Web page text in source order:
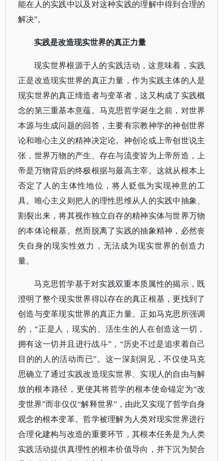
能在人的实践中以及对这种实践的理解中得到合理的
解决”。
实践是改造现实世界的真正力量
现实世界根源于人的实践活动，这意味着，实践
正是改造现实世界的真正力量，作为实践主体的人是
现实世界的真正缔造者与变革者，这又构成了实践概
念的第三重基本意蕴。马克思哲学诞生之前，对世界
本源与生成问题的回答，主要有宗教神学的神创世界
论和唯心主义的精神决定论。神创论或上帝创世说主
张，世界万物的产生、存在与流变皆为上帝所造，上
帝是万物背后的终极根据与最高主宰。这就从根本上
否定了人的主体性地位，将人贬低为实现神意的工
具。唯心主义则把人的理性思维从人的实践中抽象、
割裂出来，将其视作独立自存的精神实体与世界万物
的本体论根基。然而脱离了实践的抽象精神，必然丧
失自身的现实性效力，无法成为现实世界的创造力
量。
马克思哲学基于对实践双重本质属性的揭示，既
澄明了整个现实世界得以存在的真正根基，更找到了
创造与变革现实世界的真正力量。正如马克思所强调
的，“正是人，现实的、活生生的人在创造这一切，
拥有这一切并且进行战斗”，“历史不过是追求着自己
目的的人的活动而已”。这一深刻洞见，不仅使马克
思确立了通过实践改造现实世界、实现人的自由与解
放的根本路径，更使其将哲学的根本使命锚定为“改
变世界”而非仅仅“解释世界”，由此又实现了哲学自身
观念的根本变革。哲学被理解为人类对现实世界进行
合理化建构与改造的重要环节，其根本任务是为人类
实践活动提供真理性的根本价值导向，并下沉为契合